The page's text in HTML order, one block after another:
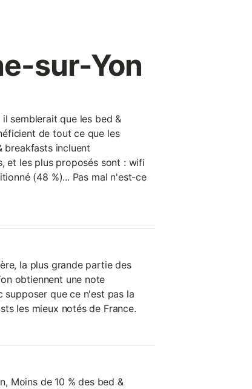
sur-Yon
semblerait que les bed &
de tout ce que les
breakfasts incluent
et les plus proposés sont : wifi
(48 %)... Pas mal n'est-ce
la plus grande partie des
obtiennent une note
supposer que ce n'est pas la
les mieux notés de France.
Moins de 10 % des bed &